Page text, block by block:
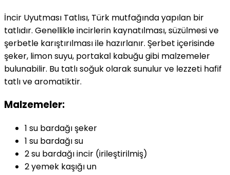
İncir Uyutması Tatlısı, Türk mutfağında yapılan bir
tatlıdır. Genellikle incirlerin kaynatılması, süzülmesi ve
şerbetle karıştırılması ile hazırlanır. Şerbet içerisinde
şeker, limon suyu, portakal kabuğu gibi malzemeler
bulunabilir. Bu tatlı soğuk olarak sunulur ve lezzeti hafif
tatlı ve aromatiktir.
Malzemeler:
1 su bardağı şeker
1 su bardağı su
2 su bardağı incir (irileştirilmiş)
2 yemek kaşığı un